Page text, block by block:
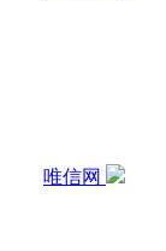
唯信网